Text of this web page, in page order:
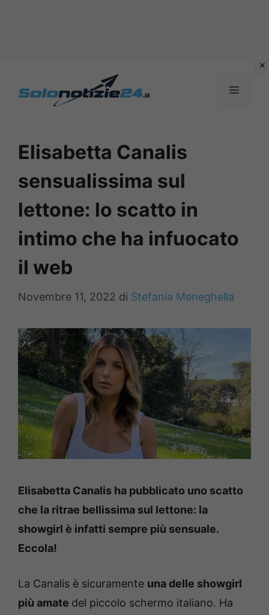
MENU
Elisabetta Canalis
sensualissima sul
lettone: lo scatto in
intimo che ha infuocato
il web
Novembre 11, 2022 di Stefania Meneghella
Elisabetta Canalis ha pubblicato uno scatto
che la ritrae bellissima sul lettone: la
showgirl è infatti sempre più sensuale.
Eccola!
La Canalis è sicuramente una delle showgirl
più amate del piccolo schermo italiano. Ha